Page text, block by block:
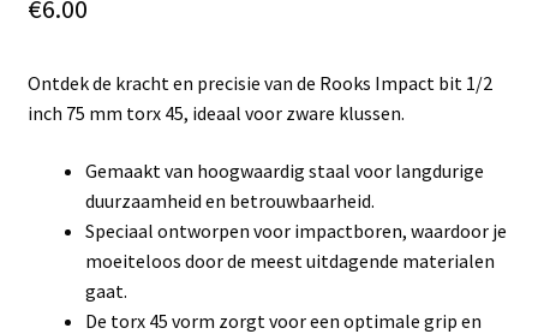
€6.00
Ontdek de kracht en precisie van de Rooks Impact bit 1/2
inch 75 mm torx 45, ideaal voor zware klussen.
Gemaakt van hoogwaardig staal voor langdurige
duurzaamheid en betrouwbaarheid.
Speciaal ontworpen voor impactboren, waardoor je
moeiteloos door de meest uitdagende materialen
gaat.
De torx 45 vorm zorgt voor een optimale grip en